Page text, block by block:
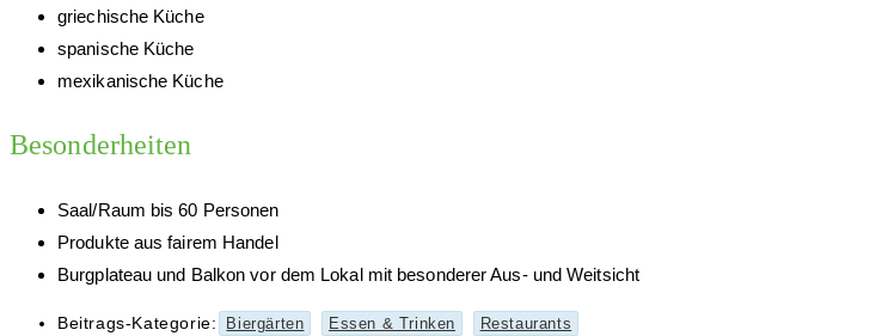
griechische Küche
spanische Küche
mexikanische Küche
Besonderheiten
Saal/Raum bis 60 Personen
Produkte aus fairem Handel
Burgplateau und Balkon vor dem Lokal mit besonderer Aus- und Weitsicht
Beitrags-Kategorie: Biergärten Essen & Trinken Restaurants